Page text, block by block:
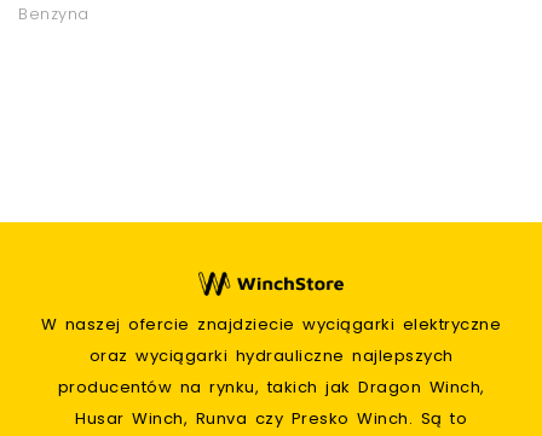
Benzyna
W naszej ofercie znajdziecie wyciągarki elektryczne
oraz wyciągarki hydrauliczne najlepszych
producentów na rynku, takich jak Dragon Winch,
Husar Winch, Runva czy Presko Winch. Są to